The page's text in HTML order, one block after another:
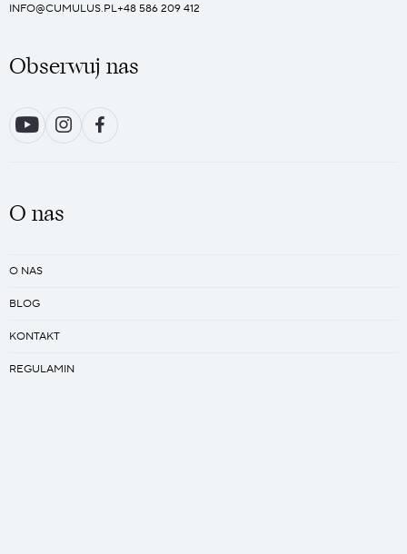
INFO@CUMULUS.PL+48 586 209 412
Obserwuj nas
O nas
O NAS
BLOG
KONTAKT
REGULAMIN